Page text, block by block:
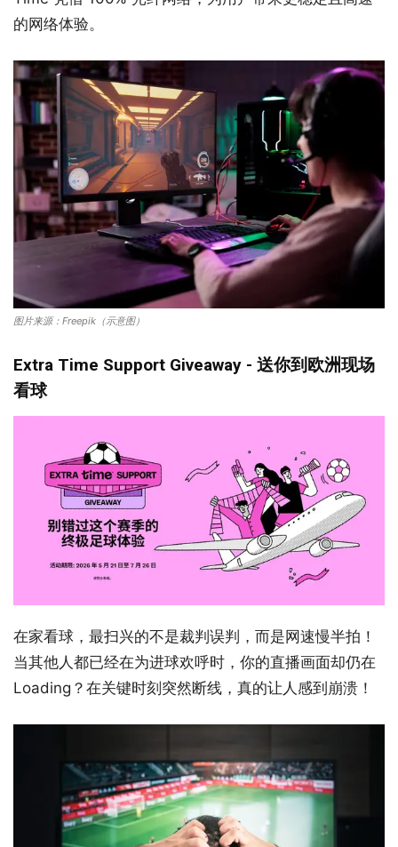
的网络体验。
图片来源：Freepik（示意图）
Extra Time Support Giveaway - 送你到欧洲现场
看球
在家看球，最扫兴的不是裁判误判，而是网速慢半拍！
当其他人都已经在为进球欢呼时，你的直播画面却仍在
Loading？在关键时刻突然断线，真的让人感到崩溃！